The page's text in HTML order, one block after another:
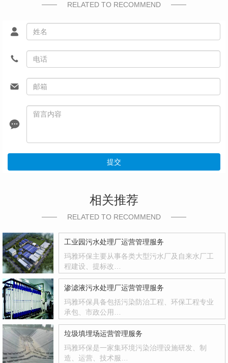
RELATED TO RECOMMEND
提交
相关推荐
RELATED TO RECOMMEND
工业园污水处理厂运营管理服务
玛雅环保主要从事各类大型污水厂及自来水厂工
程建设、提标改…
渗滤液污水处理厂运营管理服务
玛雅环保具备包括污染防治工程、环保工程专业
承包、市政公用…
垃圾填埋场运营管理服务
玛雅环保是一家集环境污染治理设施研发、制
造、运营、技术服…